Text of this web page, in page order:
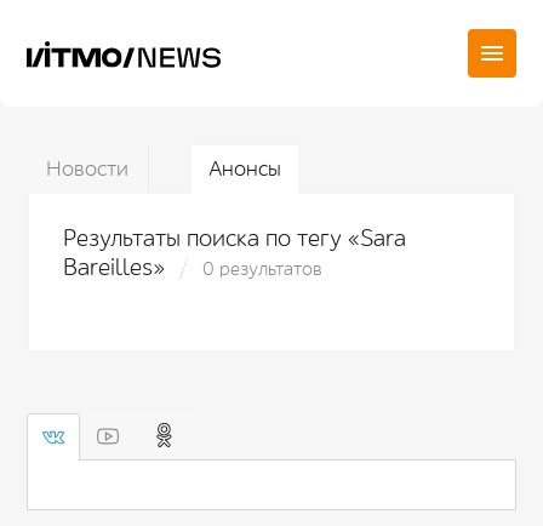
Новости Анонсы
Результаты поиска по тегу «Sara
Bareilles»
0 результатов